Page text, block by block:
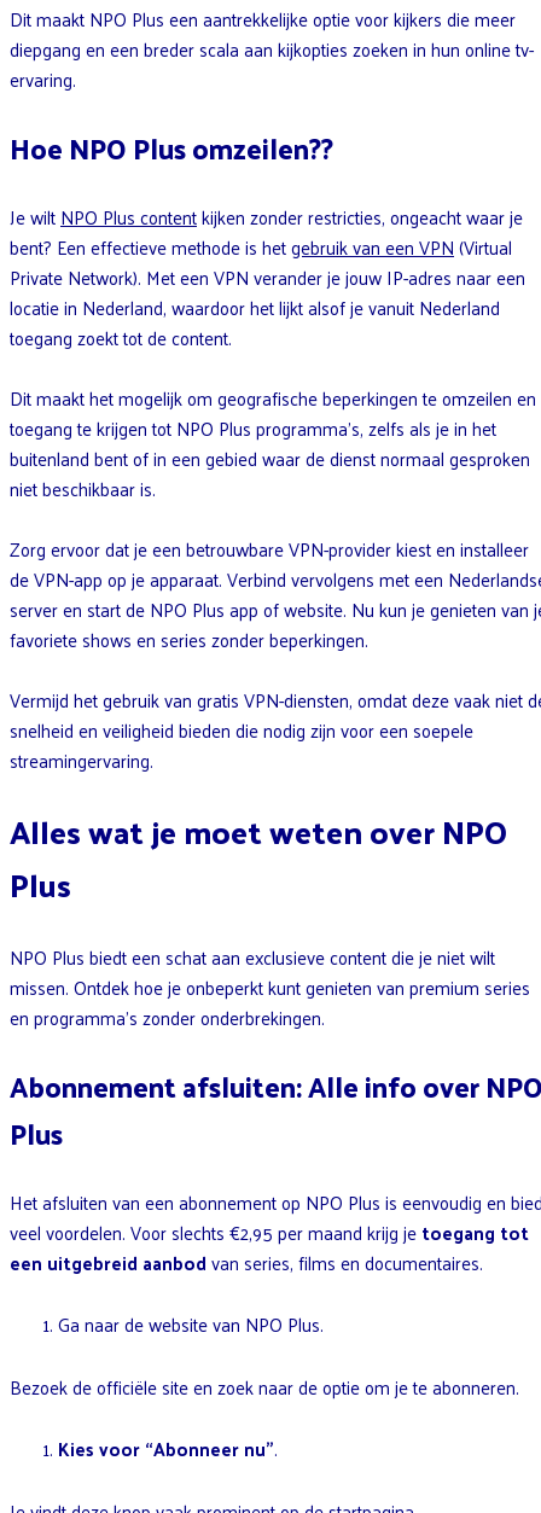
Dit maakt NPO Plus een aantrekkelijke optie voor kijkers die meer
diepgang en een breder scala aan kijkopties zoeken in hun online tv-
ervaring.
Hoe NPO Plus omzeilen??
Je wiltNPO Plus contentkijken zonder restricties, ongeacht waar je
bent? Een effectieve methode is hetgebruik van een VPN(Virtual
Private Network). Met een VPN verander je jouw IP-adres naar een
locatie in Nederland, waardoor het lijkt alsof je vanuit Nederland
toegang zoekt tot de content.
Dit maakt het mogelijk om geografische beperkingen te omzeilen en
toegang te krijgen tot NPO Plus programma’s, zelfs als je in het
buitenland bent of in een gebied waar de dienst normaal gesproken
niet beschikbaar is.
Zorg ervoor dat je een betrouwbare VPN-provider kiest en installeer
de VPN-app op je apparaat. Verbind vervolgens met een
server en start de NPO Plus app of website. Nu kun je genieten van
favoriete shows en series zonder beperkingen.
Vermijd het gebruik van gratis VPN-diensten, omdat deze vaak niet
snelheid en veiligheid bieden die nodig zijn voor een soepele
streamingervaring.
Alles wat je moet weten over NPO
Plus
NPO Plus biedt een schat aan exclusieve content die je niet wilt
missen. Ontdek hoe je onbeperkt kunt genieten van premium series
en programma’s zonder onderbrekingen.
Abonnement afsluiten: Alle info over
Plus
Het afsluiten van een abonnement op NPO Plus is eenvoudig en
veel voordelen. Voor slechts €2,95 per maand krijg jetoegang tot
een uitgebreid aanbodvan series, films en documentaires.
Ga naar de website van NPO Plus.
Bezoek de officiële site en zoek naar de optie om je te abonneren.
Kies voor “Abonneer nu”.